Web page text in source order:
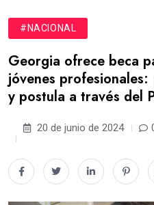
#NACIONAL
Georgia ofrece beca
jóvenes profesionales:
y postula a través del
20 de junio de 2024